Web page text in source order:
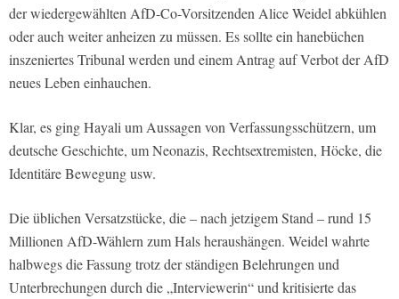
der wiedergewählten AfD-Co-Vorsitzenden Alice Weidel abkühlen
oder auch weiter anheizen zu müssen. Es sollte ein hanebüchen
inszeniertes Tribunal werden und einem Antrag auf Verbot der AfD
neues Leben einhauchen.
Klar, es ging Hayali um Aussagen von Verfassungsschützern, um
deutsche Geschichte, um Neonazis, Rechtsextremisten, Höcke, die
Identitäre Bewegung usw.
Die üblichen Versatzstücke, die – nach jetzigem Stand – rund 15
Millionen AfD-Wählern zum Hals heraushängen. Weidel wahrte
halbwegs die Fassung trotz der ständigen Belehrungen und
Unterbrechungen durch die „Interviewerin“ und kritisierte das